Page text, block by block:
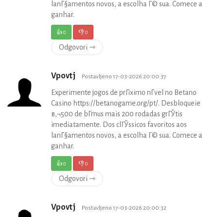
lanГ§amentos novos, a escolha Г© sua. Comece a
ganhar.
👍0 👎0
Odgovori ⇾
Vpovtj Postavljeno 17-03-2026 20:00:37
Experimente jogos de prГіximo nГ­vel no Betano
Casino https://betanogame.org/pt/. Desbloqueie
в‚¬500 de bГґnus mais 200 rodadas grГЎtis
imediatamente. Dos clГЎssicos favoritos aos
lanГ§amentos novos, a escolha Г© sua. Comece a
ganhar.
👍0 👎0
Odgovori ⇾
Vpovtj Postavljeno 17-03-2026 20:00:32